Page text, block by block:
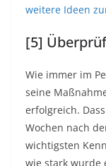
weitere Ideen
[5]
Wie immer im
seine
erfolgreich.
Wochen nach
wichtigsten
wie stark wurde